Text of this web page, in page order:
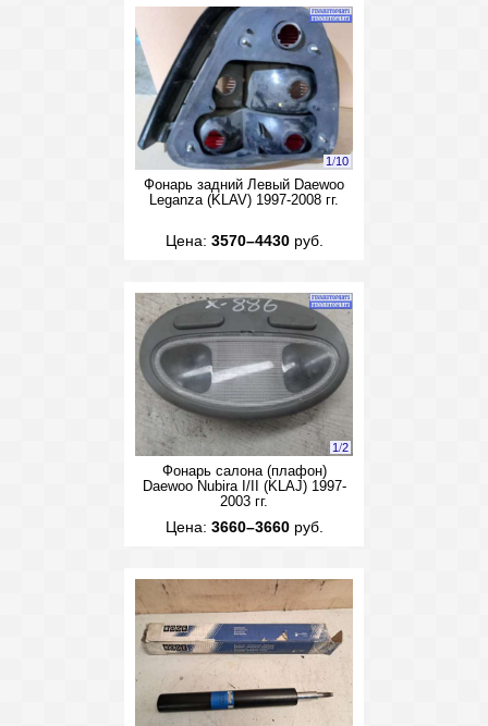
1/10
Фонарь задний Левый Daewoo
Leganza (KLAV) 1997-2008 гг.
Цена: 3570–4430руб.
1/2
Фонарь салона (плафон)
Daewoo Nubira I/II (KLAJ) 1997-
2003 гг.
Цена: 3660–3660руб.